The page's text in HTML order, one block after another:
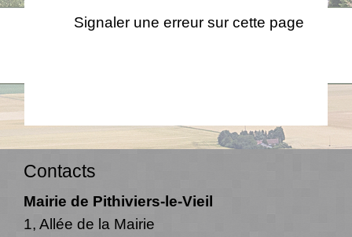
Signaler une erreur sur cette page
Contacts
Mairie de Pithiviers-le-Vieil
1, Allée de la Mairie